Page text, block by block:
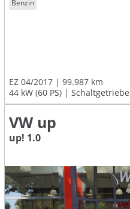
Benzin
EZ 04/2017
99.987 km
44 kW (60 PS)
Schaltgetriebe
VW up
up! 1.0